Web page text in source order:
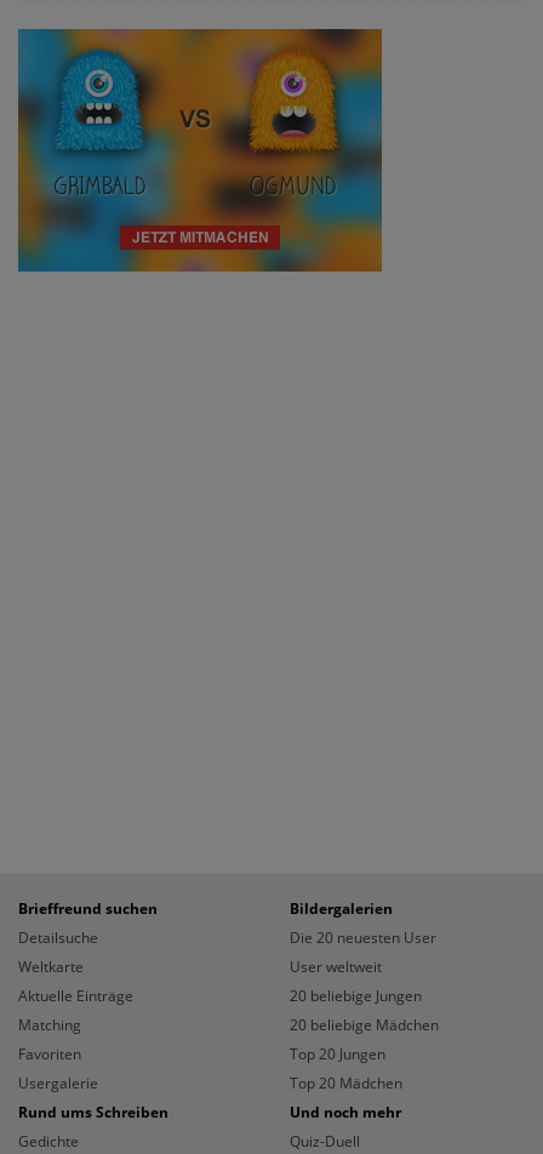
Brieffreund suchen
Detailsuche
Weltkarte
Aktuelle Einträge
Matching
Favoriten
Usergalerie
Bildergalerien
Die 20 neuesten User
User weltweit
20 beliebige Jungen
20 beliebige Mädchen
Top 20 Jungen
Top 20 Mädchen
Rund ums Schreiben
Gedichte
Und noch mehr
Quiz-Duell